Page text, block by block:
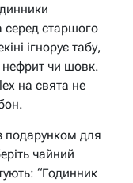
серед старшого
ігнорує табу,
нефрит чи шовк.
на свята не
подарунком для
чайний
“Годинник